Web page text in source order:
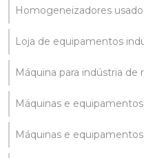
Homogeneizadores
Loja de equipamentos
Máquina para indústria de
Máquinas e
Máquinas e